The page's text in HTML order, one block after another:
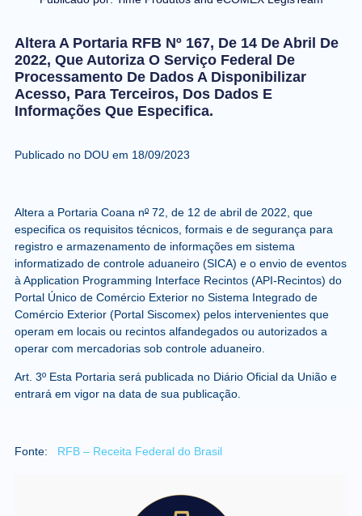
Altera A Portaria RFB Nº 167, De 14 De Abril De
2022, Que Autoriza O Serviço Federal De
Processamento De Dados A Disponibilizar
Acesso, Para Terceiros, Dos Dados E
Informações Que Especifica.
Publicado no DOU em 18/09/2023
Altera a Portaria Coana nº72, de 12 de abril de 2022, que
especifica os requisitos técnicos, formais e de segurança para
registro e armazenamento de informações em sistema
informatizado de controle aduaneiro (SICA) e o envio de eventos
à Application Programming Interface Recintos (API-Recintos) do
Portal Único de Comércio Exterior no Sistema Integrado de
Comércio Exterior (Portal Siscomex) pelos intervenientes que
operam em locais ou recintos alfandegados ou autorizados a
operar com mercadorias sob controle aduaneiro.
Art. 3º Esta Portaria será publicada no Diário Oficial da União e
entrará em vigor na data de sua publicação.
Fonte: RFB – Receita Federal do Brasil